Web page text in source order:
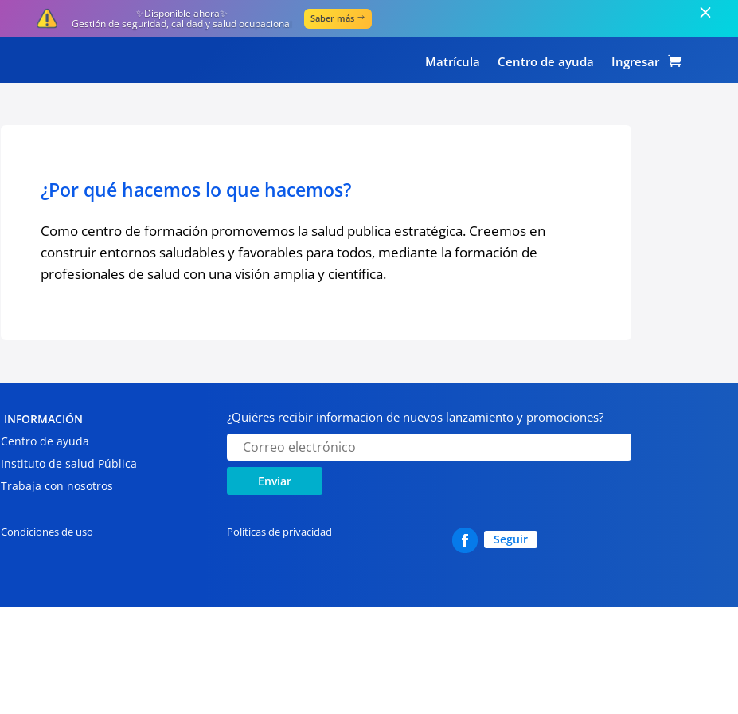
✨Disponible ahora✨
Gestión de seguridad, calidad y salud ocupacional Saber más
Matrícula Centro de ayuda Ingresar
¿Por qué hacemos lo que hacemos?
Como centro de formación promovemos la salud publica estratégica. Creemos en
construir entornos saludables y favorables para todos, mediante la formación de
profesionales de salud con una visión amplia y científica.
INFORMACIÓN
Centro de ayuda
Instituto de salud Pública
Trabaja con nosotros
¿Quiéres recibir informacion de nuevos lanzamiento y promociones?
Enviar
Condiciones de uso Políticas de privacidad Seguir